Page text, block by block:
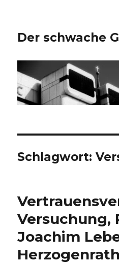
Der schwache
Schlagwort:
Versuchung,
Joachim